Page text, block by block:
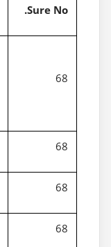
Sure No.
68
68
68
68